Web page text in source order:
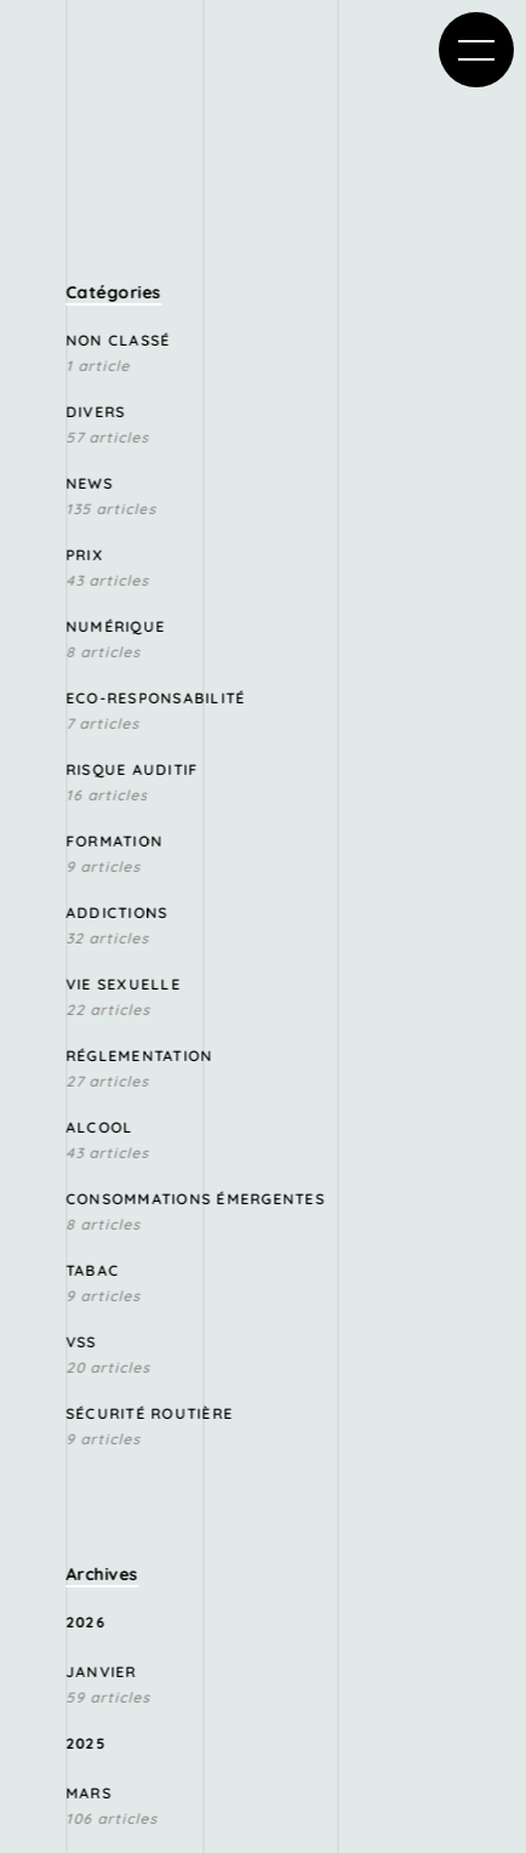
Catégories
NON CLASSÉ
1 article
DIVERS
57 articles
NEWS
135 articles
PRIX
43 articles
NUMÉRIQUE
8 articles
ECO-RESPONSABILITÉ
7 articles
RISQUE AUDITIF
16 articles
FORMATION
9 articles
ADDICTIONS
32 articles
VIE SEXUELLE
22 articles
RÉGLEMENTATION
27 articles
ALCOOL
43 articles
CONSOMMATIONS ÉMERGENTES
8 articles
TABAC
9 articles
VSS
20 articles
SÉCURITÉ ROUTIÈRE
9 articles
Archives
2026
JANVIER
59 articles
2025
MARS
106 articles